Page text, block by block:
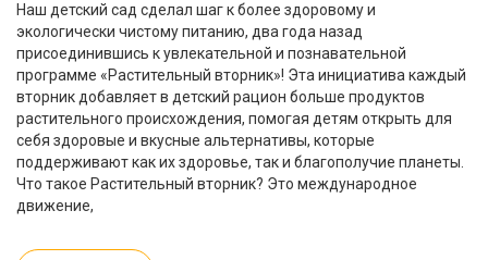
Наш детский сад сделал шаг к более здоровому и
экологически чистому питанию, два года назад
присоединившись к увлекательной и познавательной
программе «Растительный вторник»! Эта инициатива каждый
вторник добавляет в детский рацион больше продуктов
растительного происхождения, помогая детям открыть для
себя здоровые и вкусные альтернативы, которые
поддерживают как их здоровье, так и благополучие планеты.
Что такое Растительный вторник? Это международное
движение,